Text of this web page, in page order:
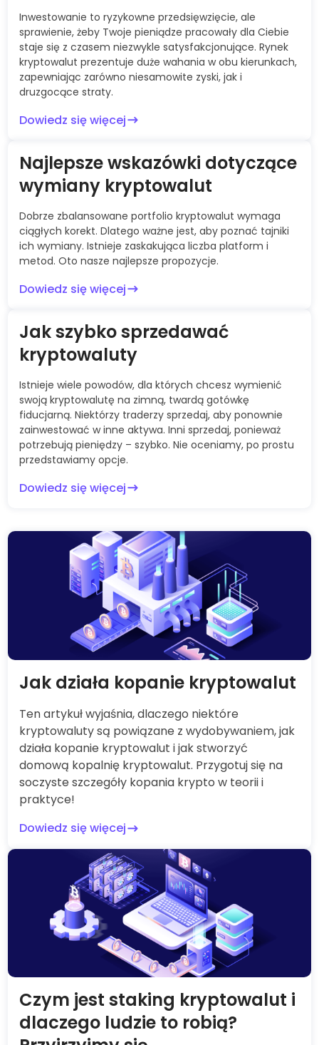
Inwestowanie to ryzykowne przedsięwzięcie, ale
sprawienie, żeby Twoje pieniądze pracowały dla Ciebie
staje się z czasem niezwykle satysfakcjonujące. Rynek
kryptowalut prezentuje duże wahania w obu kierunkach,
zapewniając zarówno niesamowite zyski, jak i
druzgocące straty.
Dowiedz się więcej
Najlepsze wskazówki dotyczące
wymiany kryptowalut
Dobrze zbalansowane portfolio kryptowalut wymaga
ciągłych korekt. Dlatego ważne jest, aby poznać tajniki
ich wymiany. Istnieje zaskakująca liczba platform i
metod. Oto nasze najlepsze propozycje.
Dowiedz się więcej
Jak szybko sprzedawać
kryptowaluty
Istnieje wiele powodów, dla których chcesz wymienić
swoją kryptowalutę na zimną, twardą gotówkę
fiducjarną. Niektórzy traderzy sprzedaj, aby ponownie
zainwestować w inne aktywa. Inni sprzedaj, ponieważ
potrzebują pieniędzy – szybko. Nie oceniamy, po prostu
przedstawiamy opcje.
Dowiedz się więcej
Jak działa kopanie kryptowalut
Ten artykuł wyjaśnia, dlaczego niektóre
kryptowaluty są powiązane z wydobywaniem, jak
działa kopanie kryptowalut i jak stworzyć
domową kopalnię kryptowalut. Przygotuj się na
soczyste szczegóły kopania krypto w teorii i
praktyce!
Dowiedz się więcej
Czym jest staking kryptowalut i
dlaczego ludzie to robią?